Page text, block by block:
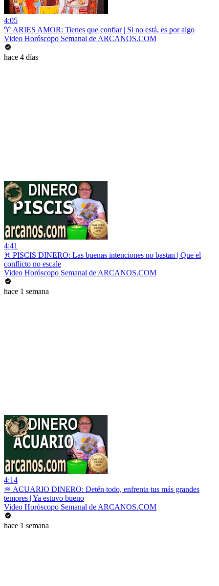
4:05
♈ ARIES AMOR: Tienes que confiar | Si no está, es por algo
Video Horóscopo Semanal de ARCANOS.COM
hace 4 días
4:41
♓ PISCIS DINERO: Las buenas intenciones no bastan | Que el
conflicto no escale
Video Horóscopo Semanal de ARCANOS.COM
hace 1 semana
4:14
♒ ACUARIO DINERO: Detén todo, enfrenta tus más grandes
temores | Ya estuvo bueno
Video Horóscopo Semanal de ARCANOS.COM
hace 1 semana